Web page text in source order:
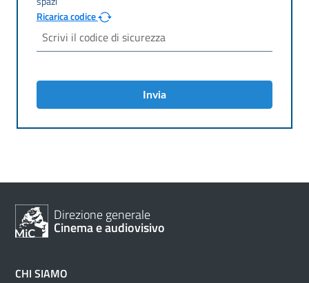
Ricarica codice
Invia
Direzione generale
Cinema e audiovisivo
CHI SIAMO